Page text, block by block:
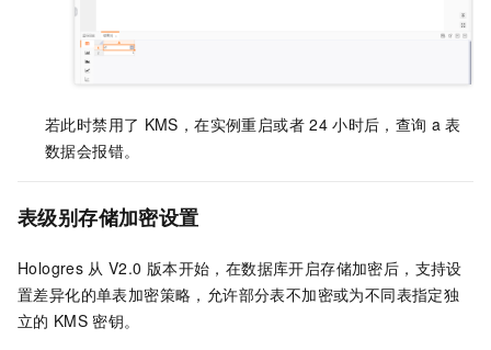
若此时禁用了 KMS，在实例重启或者 24 小时后，查询 a 表
数据会报错。
表级别存储加密设置
Hologres 从 V2.0 版本开始，在数据库开启存储加密后，支持设
置差异化的单表加密策略，允许部分表不加密或为不同表指定独
立的 KMS 密钥。